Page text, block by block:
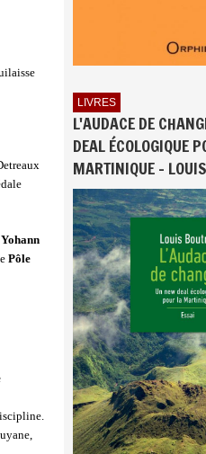
Yohann
Pôle
LIVRES
L'AUDACE DE
DEAL ÉCOLOGIQUE
MARTINIQUE -